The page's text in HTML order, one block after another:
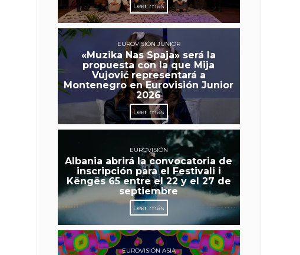
Leer más
EUROVISIÓN JUNIOR
«Muzika Nas Spaja» será la
propuesta con la que Mija
Vujović representará a
Montenegro en Eurovisión Junior
2026
Leer más
EUROVISIÓN
Albania abrirá la convocatoria de
inscripción para el Festivali i
Këngës 65 entre el 22 y el 27 de
septiembre
Leer más
EUROVISIÓN ASIA